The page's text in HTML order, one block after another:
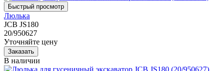
Люлька
JCB JS180
20/950627
Уточняйте цену
В наличии